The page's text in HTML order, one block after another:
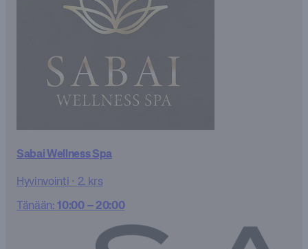
Sabai Wellness Spa
Hyvinvointi · 2. krs
Tänään: 10:00 – 20:00